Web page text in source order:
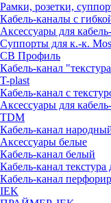
Рамки, розетки,
Кабель-каналы с
Аксессуары для
Суппорты для к.-к.
СВ Профиль
Кабель-канал
T-plast
Кабель-канал с
Аксессуары для
TDM
Кабель-канал
Аксессуары белые
Кабель-канал белый
Кабель-канал текстура
Кабель-канал
IEK